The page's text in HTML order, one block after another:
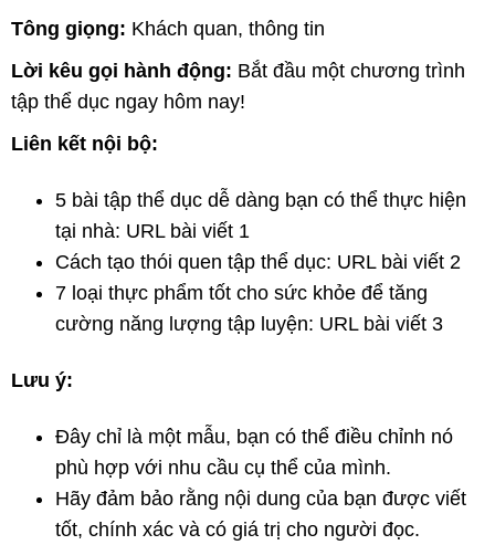
Tông giọng: Khách quan, thông tin
Lời kêu gọi hành động: Bắt đầu một chương trình
tập thể dục ngay hôm nay!
Liên kết nội bộ:
5 bài tập thể dục dễ dàng bạn có thể thực hiện
tại nhà: URL bài viết 1
Cách tạo thói quen tập thể dục: URL bài viết 2
7 loại thực phẩm tốt cho sức khỏe để tăng
cường năng lượng tập luyện: URL bài viết 3
Lưu ý:
Đây chỉ là một mẫu, bạn có thể điều chỉnh nó
phù hợp với nhu cầu cụ thể của mình.
Hãy đảm bảo rằng nội dung của bạn được viết
tốt, chính xác và có giá trị cho người đọc.